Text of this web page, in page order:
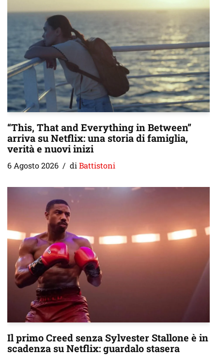
“This, That and Everything in Between”
arriva su Netflix: una storia di famiglia,
verità e nuovi inizi
6 Agosto 2026 di Battistoni
Il primo Creed senza Sylvester Stallone è in
scadenza su Netflix: guardalo stasera